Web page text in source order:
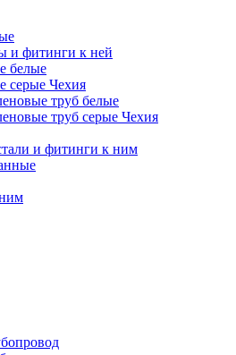
и фитинги к ней
белые
серые Чехия
труб белые
труб серые Чехия
и фитинги к ним